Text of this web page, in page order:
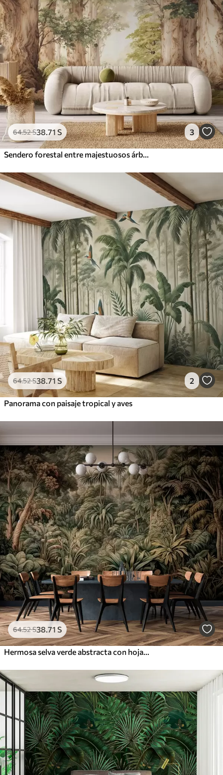
64.52S38 .71 S 3
64.52S38 .71 S 2
Panorama con paisaje tropical y aves
64.52S38 .71 S